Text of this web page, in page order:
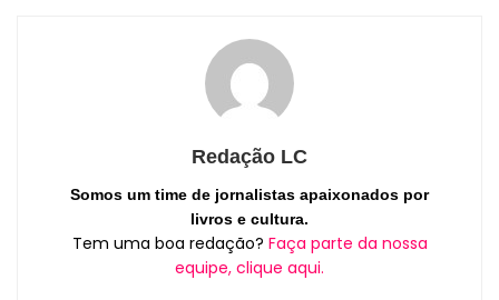
Redação LC
Somos um time de jornalistas apaixonados por
livros e cultura.
Tem uma boa redação? Faça parte da nossa
equipe, clique aqui.